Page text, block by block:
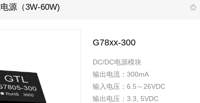
源（3W-60W)
G78xx-300
DC/DC电源模块
输出电流：300mA
输入电压：6.5～26VDC
输出电压：3.3, 5VDC